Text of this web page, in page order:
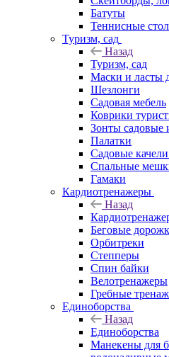
Батуты
Теннисные
Туризм, сад
Назад
Туризм, сад
Маски и ласты
Шезлонги
Садовая мебель
Коврики
Зонты садовые
Палатки
Садовые
Спальные
Гамаки
Кардиотренажеры
Назад
Беговые
Орбитреки
Степперы
Спин байки
Велотренажеры
Гребные
Единоборства
Назад
Единоборства
Манекены для